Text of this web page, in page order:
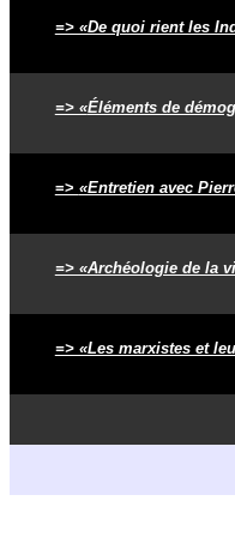
=> «De quoi rient les
=> «Éléments de
=> «Entretien avec
=> «Archéologie de la
=> «Les marxistes et